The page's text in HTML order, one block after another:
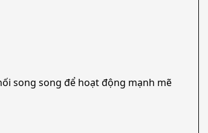
song song để hoạt động mạnh mẽ